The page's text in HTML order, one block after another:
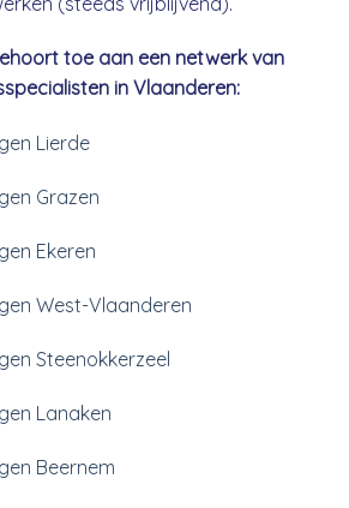
toe aan een netwerk van
in Vlaanderen:
Lierde
Grazen
Ekeren
West-Vlaanderen
Steenokkerzeel
Lanaken
Beernem